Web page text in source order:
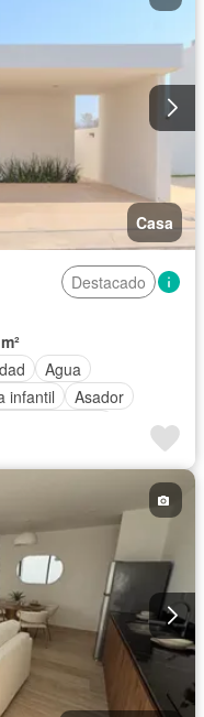
Casa
Destacado
Agua
infantil
Asador